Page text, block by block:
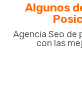
Algunos
Agencia Seo de
con las